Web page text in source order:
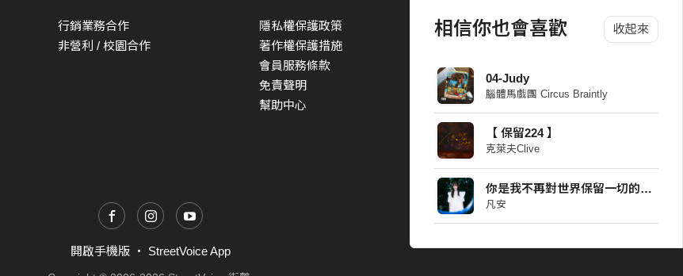
相信你也會喜歡 收起來
04-Judy
腦體馬戲團 Circus Braintly
【 保留224 】
克萊夫Clive
你是我不再對世界保留一切的原因 Demo
凡安
行銷業務合作
非營利 / 校園合作
隱私權保護政策
著作權保護措施
會員服務條款
免責聲明
幫助中心
StreetVoice Awards 街聲音樂獎
Blow 吹音樂
Packer 派歌
SimpleLife 簡單生活節
ParkPark Carnival
一起比 YEAH 吧
開啟手機版 ・ StreetVoice App